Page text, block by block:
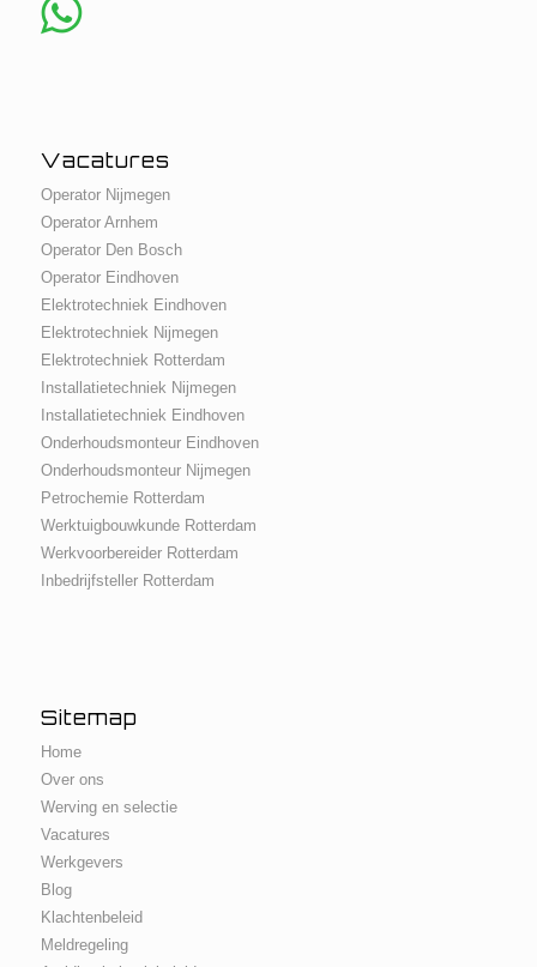
Vacatures
Operator Nijmegen
Operator Arnhem
Operator Den Bosch
Operator Eindhoven
Elektrotechniek Eindhoven
Elektrotechniek Nijmegen
Elektrotechniek Rotterdam
Installatietechniek Nijmegen
Installatietechniek Eindhoven
Onderhoudsmonteur Eindhoven
Onderhoudsmonteur Nijmegen
Petrochemie Rotterdam
Werktuigbouwkunde Rotterdam
Werkvoorbereider Rotterdam
Inbedrijfsteller Rotterdam
Sitemap
Home
Over ons
Werving en selectie
Vacatures
Werkgevers
Blog
Klachtenbeleid
Meldregeling